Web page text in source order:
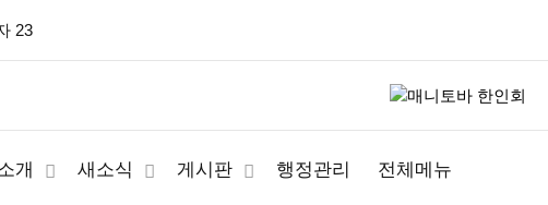
23
개 새소식 게시판 행정관리 전체메뉴